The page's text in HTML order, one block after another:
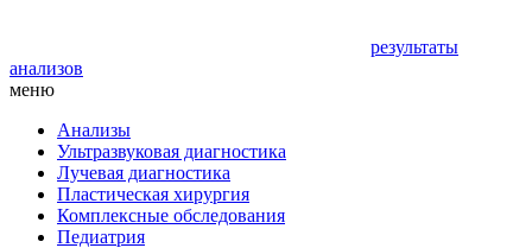
результаты
анализов
меню
Анализы
Ультразвуковая диагностика
Лучевая диагностика
Пластическая хирургия
Комплексные обследования
Педиатрия